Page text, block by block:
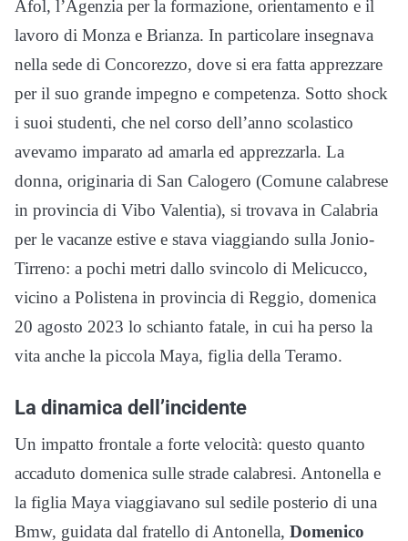
Afol, l’Agenzia per la formazione, orientamento e il
lavoro di Monza e Brianza. In particolare insegnava
nella sede di Concorezzo, dove si era fatta apprezzare
per il suo grande impegno e competenza. Sotto shock
i suoi studenti, che nel corso dell’anno scolastico
avevamo imparato ad amarla ed apprezzarla. La
donna, originaria di San Calogero (Comune calabrese
in provincia di Vibo Valentia), si trovava in Calabria
per le vacanze estive e stava viaggiando sulla Jonio-
Tirreno: a pochi metri dallo svincolo di Melicucco,
vicino a Polistena in provincia di Reggio, domenica
20 agosto 2023 lo schianto fatale, in cui ha perso la
vita anche la piccola Maya, figlia della Teramo.
La dinamica dell’incidente
Un impatto frontale a forte velocità: questo quanto
accaduto domenica sulle strade calabresi. Antonella e
la figlia Maya viaggiavano sul sedile posterio di una
Bmw, guidata dal fratello di Antonella, Domenico